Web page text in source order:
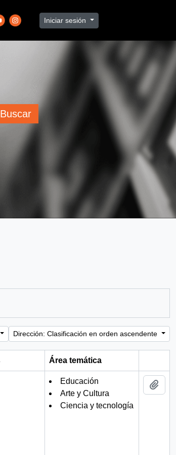
Iniciar sesión
Buscar
Dirección: Clasificación en orden ascendente
Área temática
Educación
Arte y Cultura
Ciencia y tecnología